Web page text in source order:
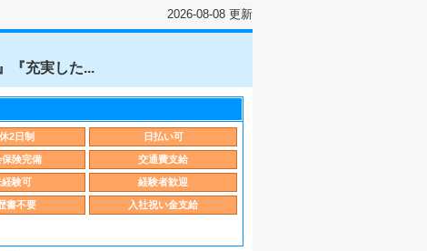
2026-08-08 更新
『充実した...
2日制 日払い可
険完備 交通費支給
経験可 経験者歓迎
書不要 入社祝い金支給